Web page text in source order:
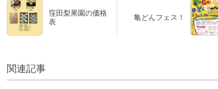
窪田梨果園の価格
表
亀どんフェス！
関連記事